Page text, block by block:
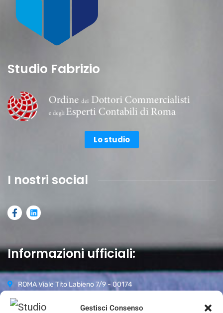
Gestisci Consenso
Studio Fabrizio
Lo studio
I nostri social
Informazioni ufficiali:
ROMA Viale Tito Labieno 7/9 - 00174
06 87942296